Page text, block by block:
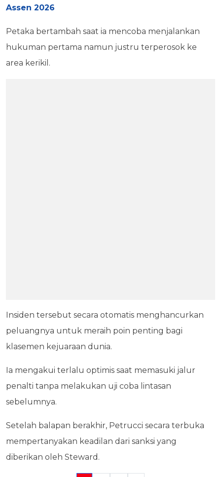
Assen 2026
Petaka bertambah saat ia mencoba menjalankan
hukuman pertama namun justru terperosok ke
area kerikil.
Insiden tersebut secara otomatis menghancurkan
peluangnya untuk meraih poin penting bagi
klasemen kejuaraan dunia.
Ia mengakui terlalu optimis saat memasuki jalur
penalti tanpa melakukan uji coba lintasan
sebelumnya.
Setelah balapan berakhir, Petrucci secara terbuka
mempertanyakan keadilan dari sanksi yang
diberikan oleh Steward.